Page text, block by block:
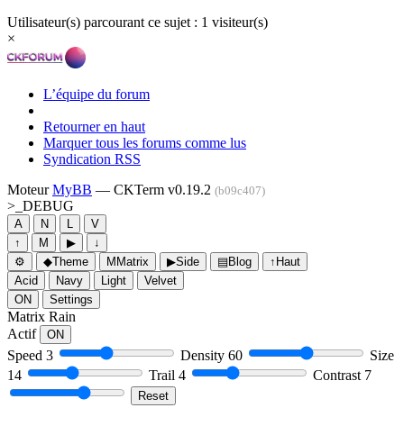
Utilisateur(s) parcourant ce sujet : 1 visiteur(s)
×
L’équipe du forum
Retourner en haut
Marquer tous les forums comme lus
Syndication RSS
MoteurMyBB — CKTerm v0.19.2 (b09c407)
>_ DEBUG
A N L
V
↑
M ▶
↓
⚙
◆Theme M Matrix ▶Side ▤Blog ↑ Haut
Acid
Navy Light
Velvet
ON
Settings
Matrix Rain
Actif
ON
Speed 3 Density 60
Size
14
Trail 4 Contrast 7
Reset